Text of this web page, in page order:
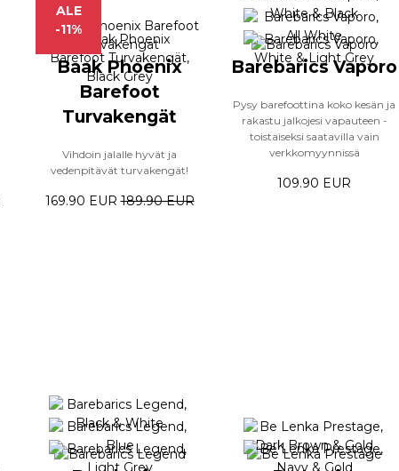
ALE
-11%
Baak Phoenix
Barefoot
Turvakengät
Vihdoin jalalle hyvät ja
vedenpitävät turvakengät!
169.90 EUR 189.90 EUR
Barebarics Vaporo
Pysy barefoottina koko kesän ja
rakastu jalkojesi vapauteen -
toistaiseksi saatavilla vain
verkkomyynnissä
109.90 EUR